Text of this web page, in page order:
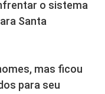
o sistema
Santa
mas ficou
para seu